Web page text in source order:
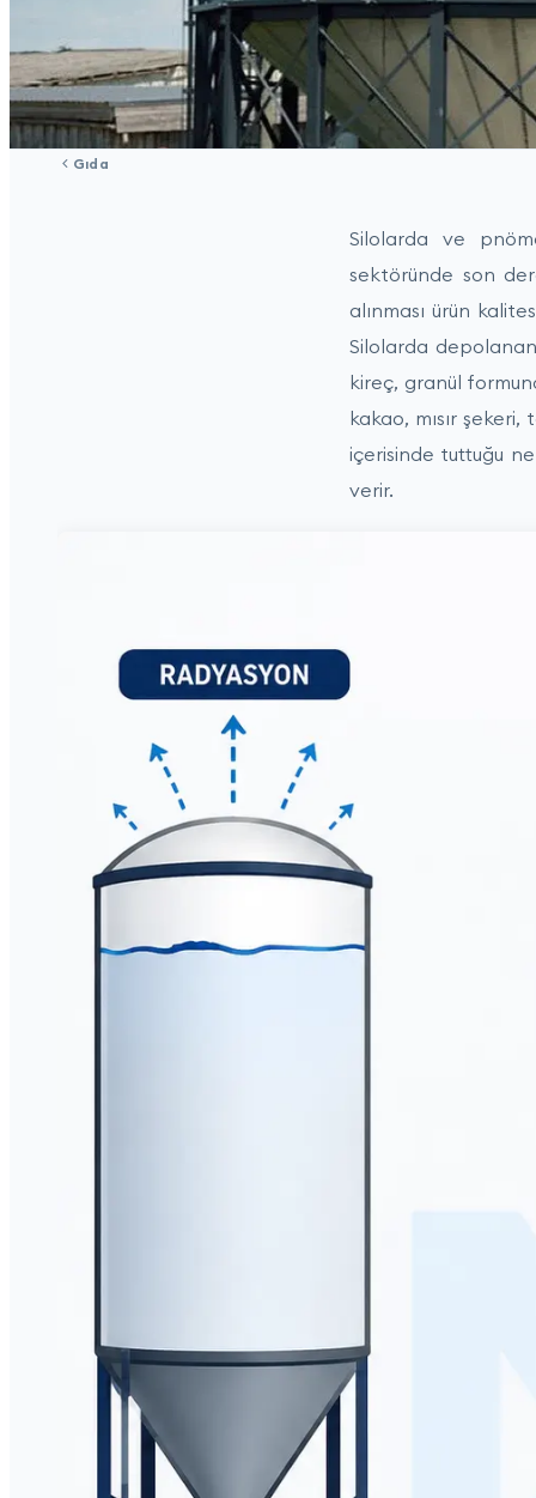
Gıda
Silolarda ve
sektöründe son
alınması ürün
Silolarda
kireç, granül
kakao, mısır
içerisinde tuttuğu
verir.